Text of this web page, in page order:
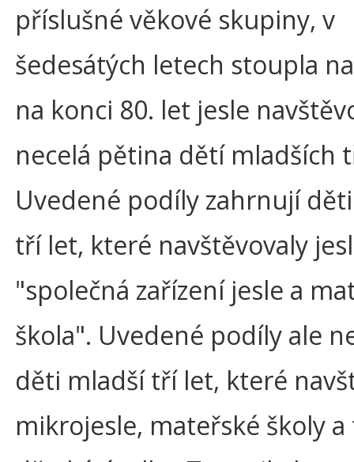
příslušné věkové skupiny, v
šedesátých letech stoupla
na konci 80. let jesle
necelá pětina dětí mladších
Uvedené podíly zahrnují
tří let, které navštěvovaly
"společná zařízení jesle a
škola". Uvedené podíly ale
děti mladší tří let, které
mikrojesle, mateřské školy a